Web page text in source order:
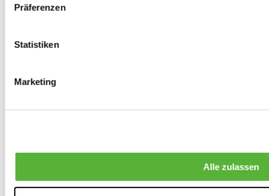
Präferenzen
Statistiken
Marketing
Alle zulassen
0Produkte verfügbar
0Produkte verfügbar
Handbremsen